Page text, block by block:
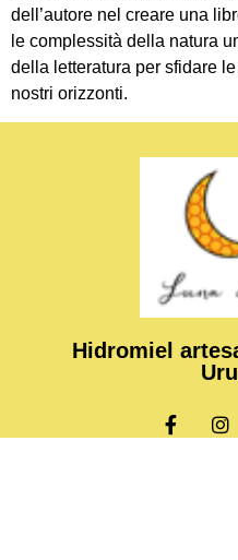
dell’autore nel creare una
le complessità della natura
della letteratura per sfidare
nostri orizzonti.
Hidromiel